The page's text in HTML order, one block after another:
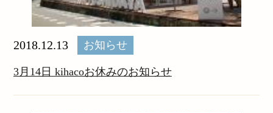
2018.12.13 お知らせ
3月14日 kihacoお休みのお知らせ